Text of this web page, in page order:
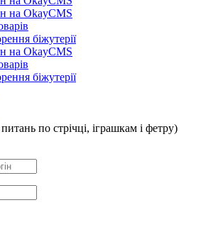
біжутерії
біжутерії
по стрічці, іграшкам і фетру)